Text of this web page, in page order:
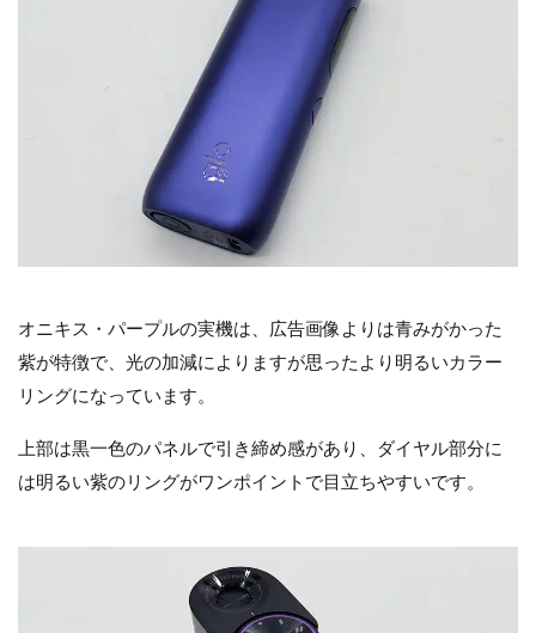
オニキス・パープルの実機は、広告画像よりは青みがかった
紫が特徴で、光の加減によりますが思ったより明るいカラー
リングになっています。
上部は黒一色のパネルで引き締め感があり、ダイヤル部分に
は明るい紫のリングがワンポイントで目立ちやすいです。